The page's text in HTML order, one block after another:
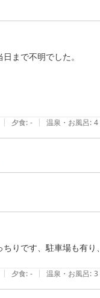
まで不明でした。
| 夕食: - | 温泉・お風呂: 4
りです、駐車場も有
| 夕食: - | 温泉・お風呂: 3